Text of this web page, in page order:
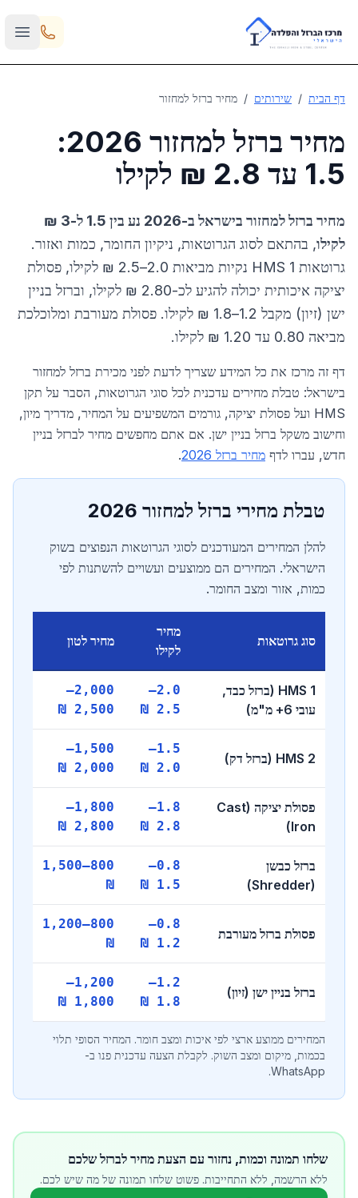
Skip to main content
דף הבית / שירותים / מחיר ברזל למחזור
מחיר ברזל למחזור 2026:
1.5 עד 2.8 ₪ לקילו
מחיר ברזל למחזור בישראל ב-2026 נע בין 1.5 ל-3 ₪
לקילו, בהתאם לסוג הגרוטאות, ניקיון החומר, כמות ואזור.
גרוטאות HMS 1 נקיות מביאות 2.0–2.5 ₪ לקילו, פסולת
יציקה איכותית יכולה להגיע לכ-2.80 ₪ לקילו, וברזל בניין
ישן (זיון) מקבל 1.2–1.8 ₪ לקילו. פסולת מעורבת ומלוכלכת
מביאה 0.80 עד 1.20 ₪ לקילו.
דף זה מרכז את כל המידע שצריך לדעת לפני מכירת ברזל למחזור
בישראל: טבלת מחירים עדכנית לכל סוגי הגרוטאות, הסבר על תקן
HMS ועל פסולת יציקה, גורמים המשפיעים על המחיר, מדריך מיון,
וחישוב משקל ברזל בניין ישן. אם אתם מחפשים מחיר לברזל בניין
חדש, עברו לדף מחיר ברזל 2026 .
טבלת מחירי ברזל למחזור 2026
להלן המחירים המעודכנים לסוגי הגרוטאות הנפוצים בשוק
הישראלי. המחירים הם ממוצעים ועשויים להשתנות לפי
כמות, אזור ומצב החומר.
סוג גרוטאות
מחיר
לקילו
מחיר לטון
HMS 1 (ברזל כבד,
עובי 6+ מ"מ)
2.0–
2.5 ₪
2,000–
2,500 ₪
HMS 2 (ברזל דק)
1.5–
2.0 ₪
1,500–
2,000 ₪
פסולת יציקה (Cast
Iron)
1.8–
2.8 ₪
1,800–
2,800 ₪
ברזל כבשן
(Shredder)
0.8–
1.5 ₪
800–1,500
₪
פסולת ברזל מעורבת
0.8–
1.2 ₪
800–1,200
₪
ברזל בניין ישן (זיון)
1.2–
1.8 ₪
1,200–
1,800 ₪
המחירים ממוצע ארצי לפי איכות ומצב חומר. המחיר הסופי תלוי
בכמות, מיקום ומצב השוק. לקבלת הצעה עדכנית פנו ב-
WhatsApp.
שלחו תמונה וכמות, נחזור עם הצעת מחיר לברזל שלכם
ללא הרשמה, ללא התחייבות. פשוט שלחו תמונה של מה שיש לכם.